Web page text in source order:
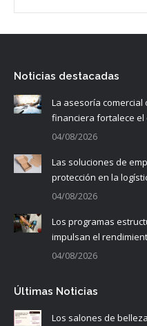
Noticias destacadas
La asesoría
financiera fortalece el
04/08/2026
Las soluciones de
protección en la
04/08/2026
Los programas
impulsan el
04/08/2026
Últimas Noticias
Los salones de